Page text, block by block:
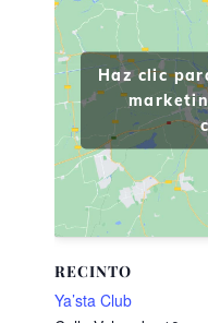
RECINTO
Ya’sta Club
Haz clic